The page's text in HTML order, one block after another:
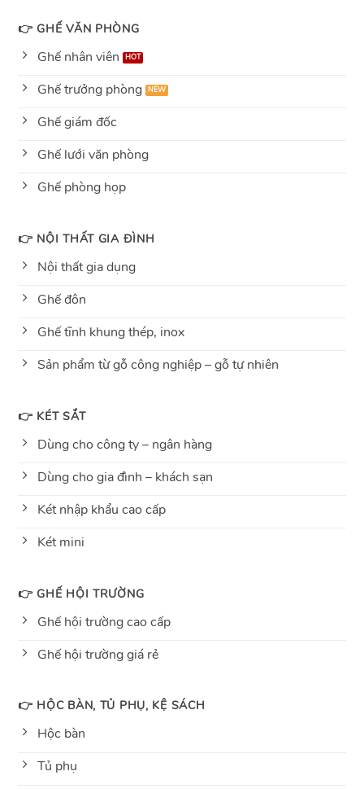
👉 GHẾ VĂN PHÒNG
Ghế nhân viên
Ghế trưởng phòng
Ghế giám đốc
Ghế lưới văn phòng
Ghế phòng họp
👉 NỘI THẤT GIA ĐÌNH
Nội thất gia dụng
Ghế đôn
Ghế tĩnh khung thép, inox
Sản phẩm từ gỗ công nghiệp – gỗ tự nhiên
👉 KÉT SẮT
Dùng cho công ty – ngân hàng
Dùng cho gia đình – khách sạn
Két nhập khẩu cao cấp
Két mini
👉 GHẾ HỘI TRƯỜNG
Ghế hội trường cao cấp
Ghế hội trường giá rẻ
👉 HỘC BÀN, TỦ PHỤ, KỆ SÁCH
Hộc bàn
Tủ phụ